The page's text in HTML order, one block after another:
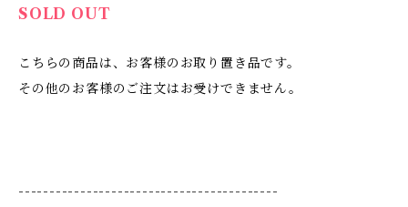
SOLD OUT
こちらの商品は、お客様のお取り置き品です。
その他のお客様のご注文はお受けできません。
------------------------------------------